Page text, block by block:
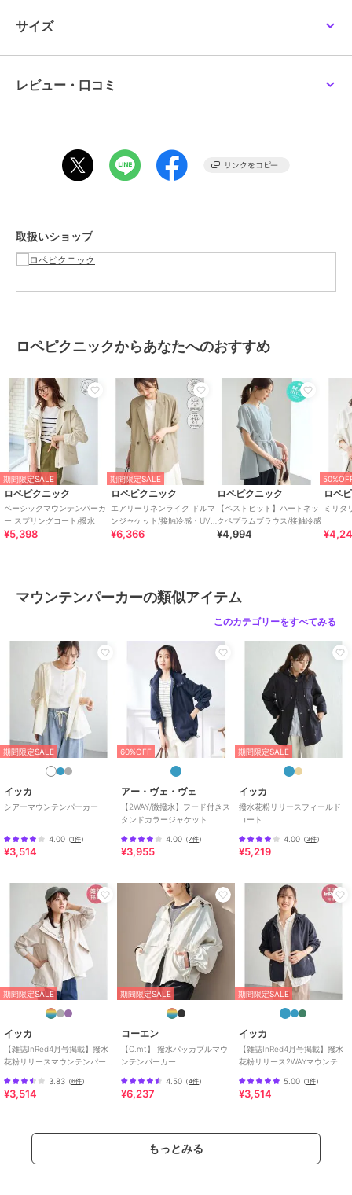
・チャコール、ライトグレー、ブラウン、ネイビーの4色展開。
・カラーによってファスナーの色が異なります。
※ダークブラウン（20）：シルバー
・アイラインスカートやフレアパンツにニュアンスカラーを取り入れ
-----------------------------
ファスナー：あり
ボタン：あり（開閉可）
生地の厚さ：普通
季節：春、秋
-----------------------------
※撮影時の光、お使いのモニター環境によって色の見え方が違う場合
がございます。
※屋外で撮影した画像は、光の加減により実際の色味と異なって見え
る場合がございます。商品カラーは、白背景の画像をご参照くださ
い。
※2025年秋冬商品より、ワンサイズ展開の商品は「F（フリーサイ
ズ）」表記に変更しております。
その他画像：身長:165cm 着用サイズ:F
【2026 Spring】【26SS】
期間限定セール開催中
ブランド ロペピクニック
商品カテゴリ
アウター・ジャケット・コート
／マウンテンパーカー
性別タイプ
レディース
アウター・ジャケット・コート
カラー
ブラウン(20)、チャコール(06)、ラ
イトグレー(08)、ネイビー(40)
サイズ
素材
ポリエステル 100%
商品のお取り扱い方法
お手入れ
手洗い|漂白不可|タンブル乾燥不
可|自然乾燥|アイロン仕上げ不可|
ドライ可|ウエットクリーニング可
原産国 中国
サイズ
レビュー・口コミ
取扱いショップ
ロペピクニックからあなたへのおすすめ
期間限定SALE
ロペピクニック
ベーシックマウンテンパーカ
ー スプリングコート/撥水
¥5,398
期間限定SALE
ロペピクニック
エアリーリネンライク ドルマ
ンジャケット/接触冷感・UV
カット・速乾
¥6,366
ロペピクニック
【ベストヒット】ハートネッ
クペプラムブラウス/接触冷感
¥4,994
ロペ
ミリタ
マウンテンパーカーの類似アイテム
このカテゴリーをすべてみる
期間限定SALE
イッカ
シアーマウンテンパーカー
4.00 （1件）
¥3,514
60%OFF
アー・ヴェ・ヴェ
【2WAY/微撥水】フード付きス
タンドカラージャケット
4.00 （7件）
¥3,955
期間限定SALE
イッカ
撥水花粉リリースフィールド
コート
4.00（3件）
¥5,219
期間限定SALE
イッカ
【雑誌InRed4月号掲載】撥水
花粉リリースマウンテンパー
3.83 （6件）
¥3,514
期間限定SALE
コーエン
【C.mt】 撥水パッカブルマウ
ンテンパーカー
4.50 （4件）
¥6,237
期間限定SALE
イッカ
【雑誌InRed4月号掲載】撥水
花粉リリース2WAYマウンテン
5.00（1件）
¥3,514
もっとみる